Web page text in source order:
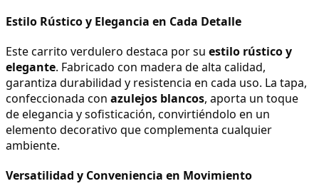
Estilo Rústico y Elegancia en Cada Detalle
Este carrito verdulero destaca por su estilo rústico y
elegante. Fabricado con madera de alta calidad,
garantiza durabilidad y resistencia en cada uso. La tapa,
confeccionada con azulejos blancos, aporta un toque
de elegancia y sofisticación, convirtiéndolo en un
elemento decorativo que complementa cualquier
ambiente.
Versatilidad y Conveniencia en Movimiento